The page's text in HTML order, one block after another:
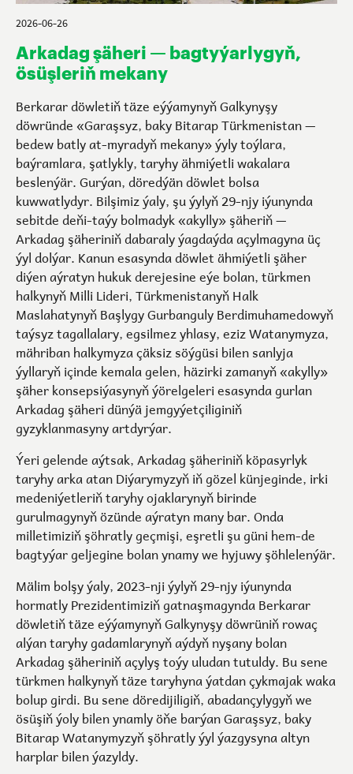
2026-06-26
Arkadag şäheri — bagtyýarlygyň,
ösüşleriň mekany
Berkarar döwletiň täze eýýamynyň Galkynyşy
döwründe «Garaşsyz, baky Bitarap Türkmenistan —
bedew batly at-myradyň mekany» ýyly toýlara,
baýramlara, şatlykly, taryhy ähmiýetli wakalara
beslenýär. Gurýan, döredýän döwlet bolsa
kuwwatlydyr. Bilşimiz ýaly, şu ýylyň 29-njy iýunynda
sebitde deňi-taýy bolmadyk «akylly» şäheriň —
Arkadag şäheriniň dabaraly ýagdaýda açylmagyna üç
ýyl dolýar. Kanun esasynda döwlet ähmiýetli şäher
diýen aýratyn hukuk derejesine eýe bolan, türkmen
halkynyň Milli Lideri, Türkmenistanyň Halk
Maslahatynyň Başlygy Gurbanguly Berdimuhamedowyň
taýsyz tagallalary, egsilmez yhlasy, eziz Watanymyza,
mähriban halkymyza çäksiz söýgüsi bilen sanlyja
ýyllaryň içinde kemala gelen, häzirki zamanyň «akylly»
şäher konsepsiýasynyň ýörelgeleri esasynda gurlan
Arkadag şäheri dünýä jemgyýetçiliginiň
gyzyklanmasyny artdyrýar.
Ýeri gelende aýtsak, Arkadag şäheriniň köpasyrlyk
taryhy arka atan Diýarymyzyň iň gözel künjeginde, irki
medeniýetleriň taryhy ojaklarynyň birinde
gurulmagynyň özünde aýratyn many bar. Onda
milletimiziň şöhratly geçmişi, eşretli şu güni hem-de
bagtyýar geljegine bolan ynamy we hyjuwy şöhlelenýär.
Mälim bolşy ýaly, 2023-nji ýylyň 29-njy iýunynda
hormatly Prezidentimiziň gatnaşmagynda Berkarar
döwletiň täze eýýamynyň Galkynyşy döwrüniň rowaç
alýan taryhy gadamlarynyň aýdyň nyşany bolan
Arkadag şäheriniň açylyş toýy uludan tutuldy. Bu sene
türkmen halkynyň täze taryhyna ýatdan çykmajak waka
bolup girdi. Bu sene döredijiligiň, abadançylygyň we
ösüşiň ýoly bilen ynamly öňe barýan Garaşsyz, baky
Bitarap Watanymyzyň şöhratly ýyl ýazgysyna altyn
harplar bilen ýazyldy.